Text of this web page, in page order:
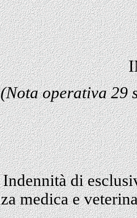
(Nota operativa 29
di
medica e